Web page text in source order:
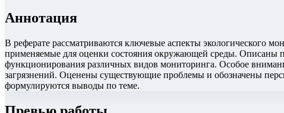
Аннотация
В реферате рассматриваются ключевые аспекты экологического
применяемые для оценки состояния окружающей среды. Описаны
функционирования различных видов мониторинга. Особое
загрязнений. Оценены существующие проблемы и обозначены
формулируются выводы по теме.